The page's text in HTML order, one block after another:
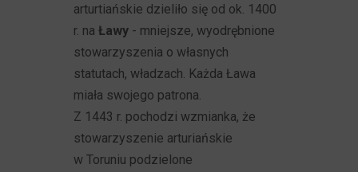
arturtiańskie dzieliło się od ok. 1400
r. naŁawy - mniejsze, wyodrębnione
stowarzyszenia o własnych
statutach, władzach. Każda Ława
miała swojego patrona.
Z 1443 r. pochodzi wzmianka, że
stowarzyszenie arturiańskie
w Toruniu podzielone